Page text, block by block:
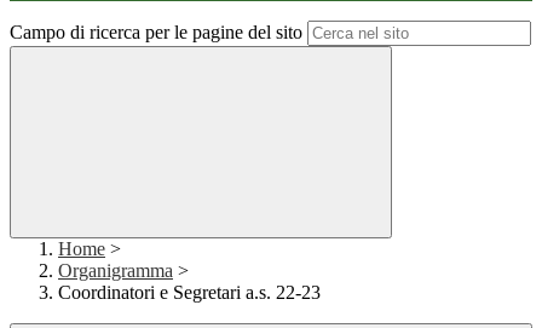
Campo di ricerca per le pagine del sito
Home >
Organigramma >
Coordinatori e Segretari a.s. 22-23